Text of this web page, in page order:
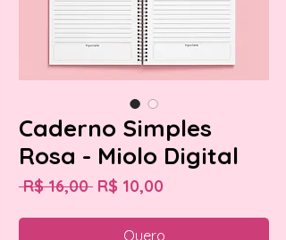
Caderno Simples
Rosa - Miolo Digital
R$ 16,00 Preço
R$ 10,00
Quero